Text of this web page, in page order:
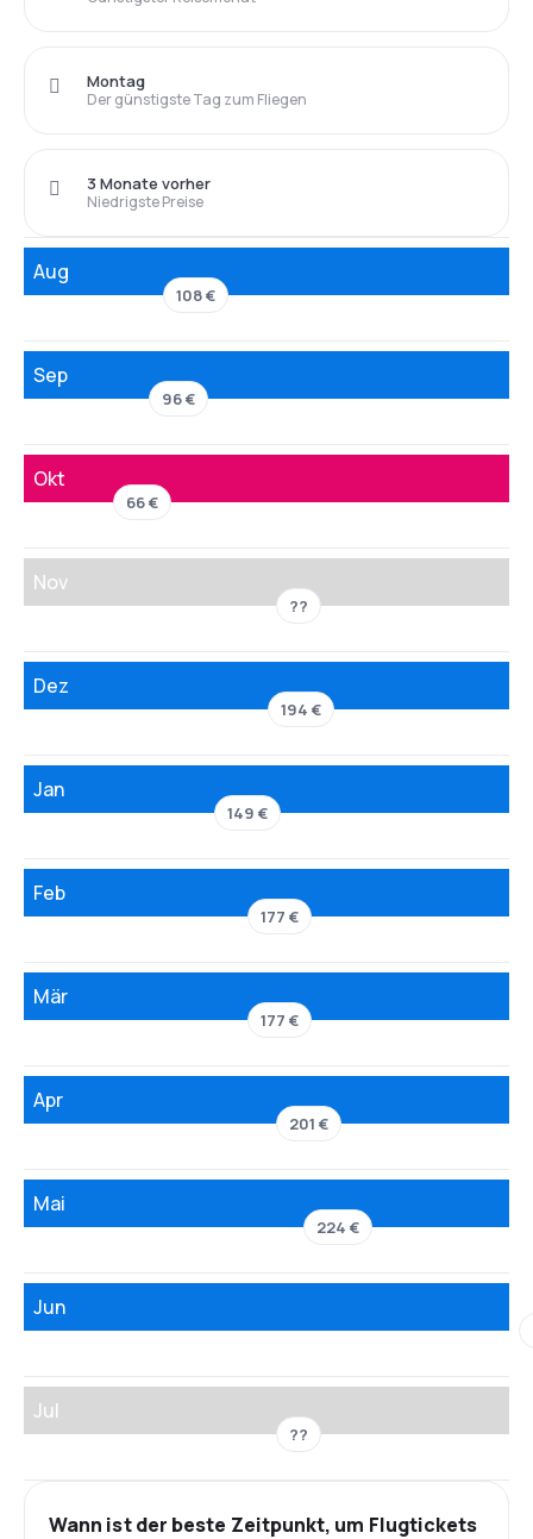
Der günstigste Tag zum Fliegen
Montag
Niedrigste Preise
3 Monate vorher
Aug
108 €
Sep
96 €
Okt
66 €
Nov
??
Dez
194 €
Jan
149 €
Feb
177 €
Mär
177 €
Apr
201 €
Mai
224 €
Jun
Jul
??
Wann ist der beste Zeitpunkt, um Flugtickets